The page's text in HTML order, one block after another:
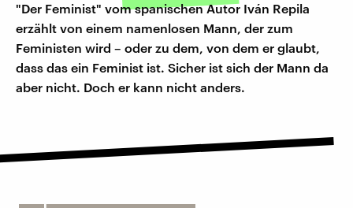
"Der Feminist" vom spanischen Autor Iván Repila
erzählt von einem namenlosen Mann, der zum
Feministen wird – oder zu dem, von dem er glaubt,
dass das ein Feminist ist. Sicher ist sich der Mann da
aber nicht. Doch er kann nicht anders.